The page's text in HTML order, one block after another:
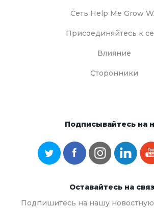
Сеть Help Me Grow
Присоединяйтесь к
Влияние
Сторонники
Подписывайтесь на
Оставайтесь на
Подпишитесь на нашу